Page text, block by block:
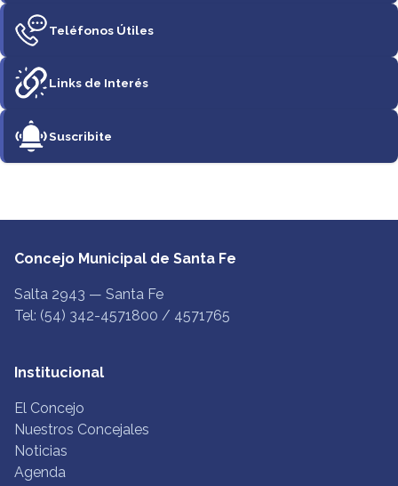
Teléfonos Útiles
Links de Interés
Suscribite
Concejo Municipal de Santa Fe
Salta 2943 — Santa Fe
Tel: (54) 342-4571800 / 4571765
Institucional
El Concejo
Nuestros Concejales
Noticias
Agenda